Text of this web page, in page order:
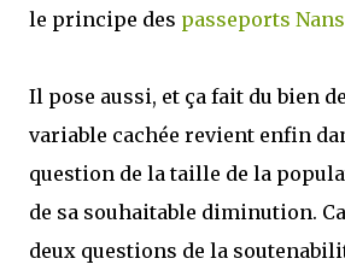
le principe des passeports
Il pose aussi, et ça fait du bien
variable cachée revient enfin
question de la taille de la
de sa souhaitable diminution.
deux questions de la